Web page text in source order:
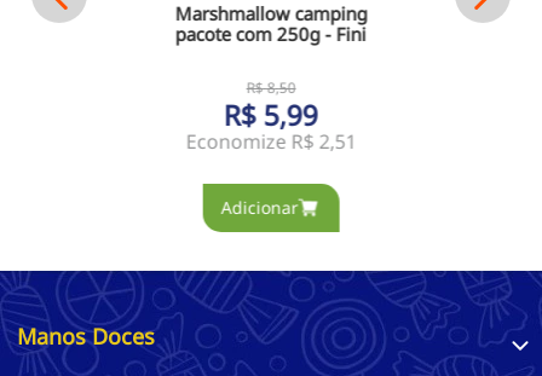
Marshmallow camping
pacote com 250g - Fini
R$8,50
R$5,99
Economize R$ 2,51
Manos Doces